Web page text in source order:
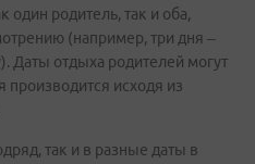
один родитель, так и оба,
(например, три дня –
Даты отдыха родителей могут
производится исходя из
так и в разные даты в